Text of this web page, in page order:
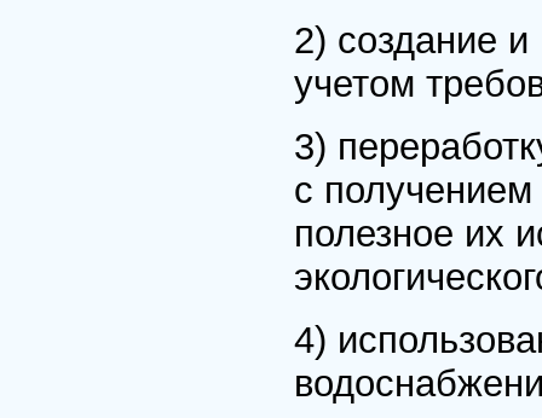
2) создание
учетом
3)
с
полезное их
4)